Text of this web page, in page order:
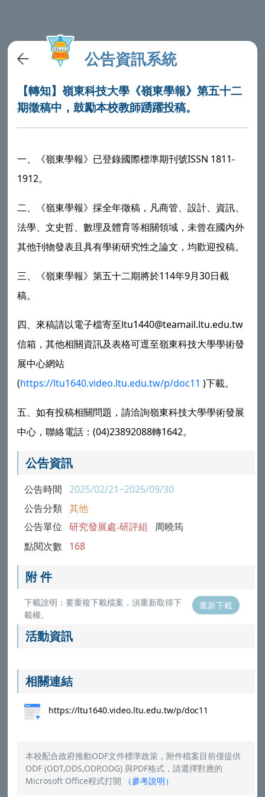
公告資訊系統
【轉知】嶺東科技大學《嶺東學報》第五十二
期徵稿中，鼓勵本校教師踴躍投稿。
一、《嶺東學報》已登錄國際標準期刊號ISSN 1811-
1912。
二、《嶺東學報》採全年徵稿，凡商管、設計、資訊、
法學、文史哲、數理及體育等相關領域，未曾在國內外
其他刊物發表且具有學術研究性之論文，均歡迎投稿。
三、《嶺東學報》第五十二期將於114年9月30日截
稿。
四、來稿請以電子檔寄至ltu1440@teamail.ltu.edu.tw
信箱，其他相關資訊及表格可逕至嶺東科技大學學術發
展中心網站
(https://ltu1640.video.ltu.edu.tw/p/doc11 )下載。
五、如有投稿相關問題，請洽詢嶺東科技大學學術發展
中心，聯絡電話：(04)23892088轉1642。
公告資訊
公告時間 2025/02/21~2025/09/30
公告分類 其他
公告單位 研究發展處-研評組 周曉筠
點閱次數 168
附 件
下載說明：要重複下載檔案，須重新取得下
載權。
重新下載
活動資訊
相關連結
https://ltu1640.video.ltu.edu.tw/p/doc11
本校配合政府推動ODF文件標準政策，附件檔案目前僅提供
ODF (ODT,ODS,ODP,ODG) 與PDF格式，請選擇對應的
Microsoft Office程式打開
（參考說明）